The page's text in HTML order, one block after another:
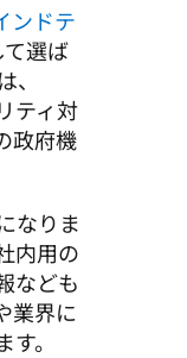
ンドテ
選ば
ティ対
政府機
なりま
内用の
なども
業界に
。